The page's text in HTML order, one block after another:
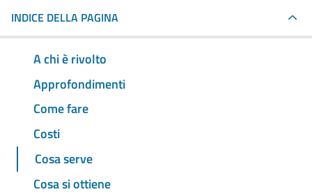
INDICE DELLA PAGINA
A chi è rivolto
Approfondimenti
Come fare
Costi
Cosa serve
Cosa si ottiene